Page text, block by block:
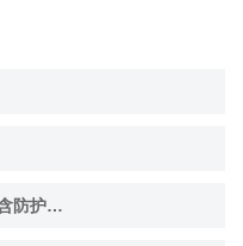
海虹老人555CN氟碳面漆高固含防护面漆